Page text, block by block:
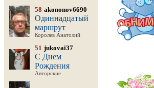
58 akononov6690
Одиннадцатый
маршрут
Королев Анатолий
51 jukovai37
С Днем
Рождения
Авторские